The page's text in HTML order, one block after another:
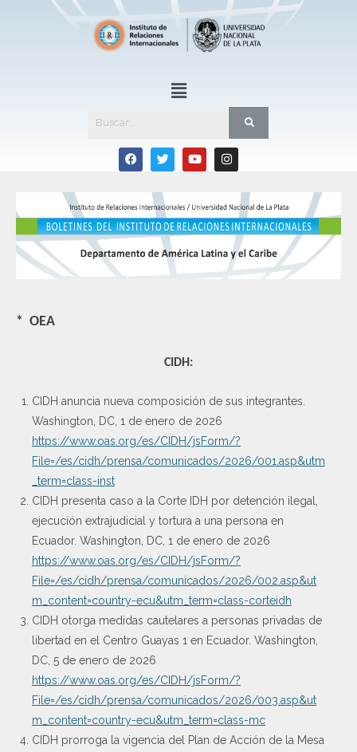
* OEA
CIDH:
CIDH anuncia nueva composición de sus integrantes.
Washington, DC, 1 de enero de 2026
https://www.oas.org/es/CIDH/jsForm/?
File=/es/cidh/prensa/comunicados/2026/001.asp&utm
_term=class-inst
CIDH presenta caso a la Corte IDH por detención ilegal,
ejecución extrajudicial y tortura a una persona en
Ecuador. Washington, DC, 1 de enero de 2026
https://www.oas.org/es/CIDH/jsForm/?
File=/es/cidh/prensa/comunicados/2026/002.asp&ut
m_content=country-ecu&utm_term=class-corteidh
CIDH otorga medidas cautelares a personas privadas de
libertad en el Centro Guayas 1 en Ecuador. Washington,
DC, 5 de enero de 2026
https://www.oas.org/es/CIDH/jsForm/?
File=/es/cidh/prensa/comunicados/2026/003.asp&ut
m_content=country-ecu&utm_term=class-mc
CIDH prorroga la vigencia del Plan de Acción de la Mesa